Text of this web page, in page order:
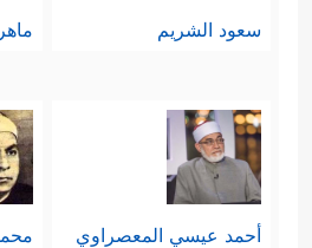
سعود الشريم
أحمد عيسي المعصراوي